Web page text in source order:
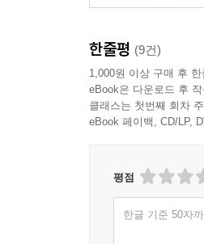
· IBM 왓슨을 통한 임
· 신약 임상시험을 위
· 병원 밖 임상 참여
· SNS를 통한 신약
22장?보험사, 근본적
· 활동량 기반의 건강
한줄평 (9건)
1,000원 이상 구매 후 한
eBook은 다운로드 후
클래스는 첫번째 회차
eBook 페이백, CD/LP,
평점
한글 기준 50자